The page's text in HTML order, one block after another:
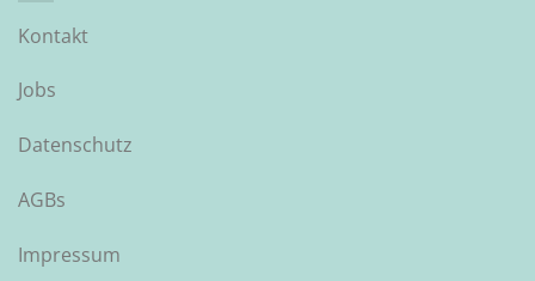
Kontakt
Jobs
Datenschutz
AGBs
Impressum